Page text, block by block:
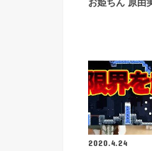
お姫ちん 原由
2020.4.24